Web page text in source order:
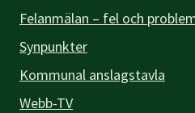
Felanmälan – fel och
Synpunkter
Kommunal anslagstavla
Webb-TV